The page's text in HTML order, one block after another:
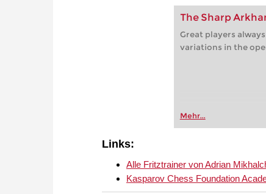
The Sharp
Great players
variations in the
Mehr...
Links:
Alle Fritztrainer von Adrian
Kasparov Chess Foundation